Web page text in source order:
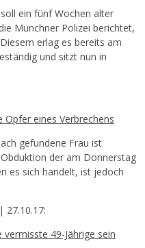
ein fünf Wochen alter
Münchner Polizei berichtet,
erlag es bereits am
und sitzt nun in
eines Verbrechens
gefundene Frau ist
der am Donnerstag
es sich handelt, ist jedoch
27.10.17:
49-Jährige sein